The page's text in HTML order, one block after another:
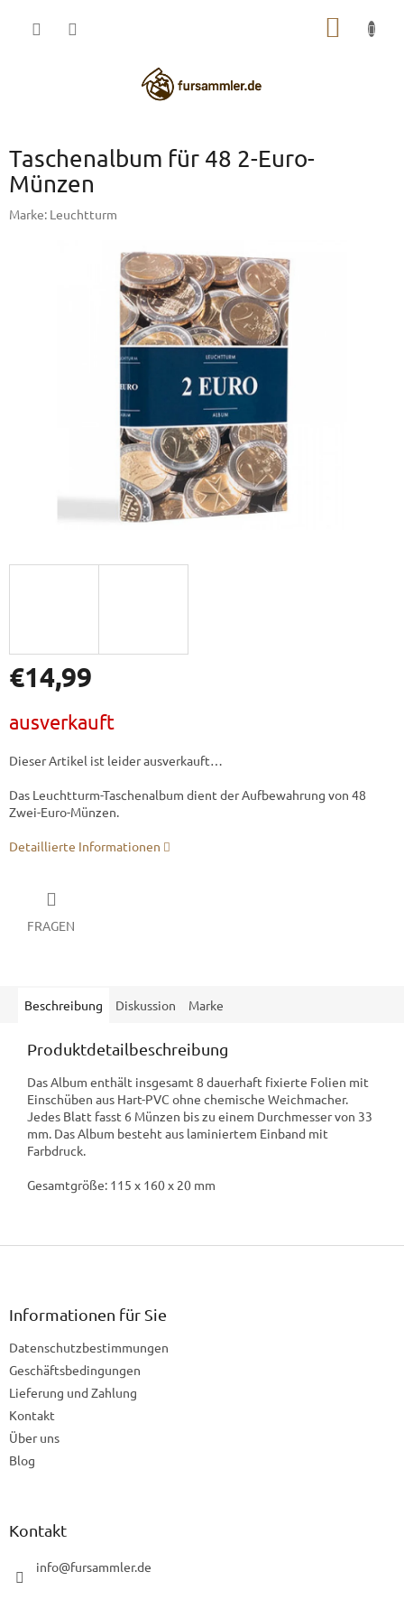
Taschenalbum für 48 2-Euro-
Münzen
Marke: Leuchtturm
€14,99
ausverkauft
Dieser Artikel ist leider ausverkauft…
Das Leuchtturm-Taschenalbum dient der Aufbewahrung von 48
Zwei-Euro-Münzen.
Detaillierte Informationen
FRAGEN
Beschreibung Diskussion Marke
Produktdetailbeschreibung
Das Album enthält insgesamt 8 dauerhaft fixierte Folien mit
Einschüben aus Hart-PVC ohne chemische Weichmacher.
Jedes Blatt fasst 6 Münzen bis zu einem Durchmesser von 33
mm. Das Album besteht aus laminiertem Einband mit
Farbdruck.
Gesamtgröße: 115 x 160 x 20 mm
F
Informationen für Sie
Datenschutzbestimmungen
Geschäftsbedingungen
Lieferung und Zahlung
Kontakt
Über uns
Blog
Kontakt
info@fursammler.de